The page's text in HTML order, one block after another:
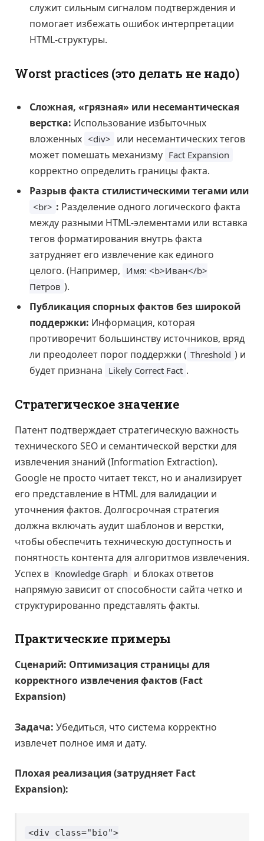
служит сильным сигналом подтверждения и
помогает избежать ошибок интерпретации
HTML-структуры.
Worst practices (это делать не надо)
Сложная, «грязная» или несемантическая
верстка: Использование избыточных
вложенных <div> или несемантических тегов
может помешать механизму Fact Expansion
корректно определить границы факта.
Разрыв факта стилистическими тегами или
<br> : Разделение одного логического факта
между разными HTML-элементами или вставка
тегов форматирования внутрь факта
затрудняет его извлечение как единого
целого. (Например, Имя: <b>Иван</b>
Петров ).
Публикация спорных фактов без широкой
поддержки: Информация, которая
противоречит большинству источников, вряд
ли преодолеет порог поддержки ( Threshold ) и
будет признана Likely Correct Fact .
Стратегическое значение
Патент подтверждает стратегическую важность
технического SEO и семантической верстки для
извлечения знаний (Information Extraction).
Google не просто читает текст, но и анализирует
его представление в HTML для валидации и
уточнения фактов. Долгосрочная стратегия
должна включать аудит шаблонов и верстки,
чтобы обеспечить техническую доступность и
понятность контента для алгоритмов извлечения.
Успех в Knowledge Graph и блоках ответов
напрямую зависит от способности сайта четко и
структурированно представлять факты.
Практические примеры
Сценарий: Оптимизация страницы для
корректного извлечения фактов (Fact
Expansion)
Задача: Убедиться, что система корректно
извлечет полное имя и дату.
Плохая реализация (затрудняет Fact
Expansion):
<div class="bio">